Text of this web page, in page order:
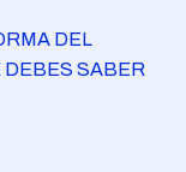
DEL
DEBES SABER